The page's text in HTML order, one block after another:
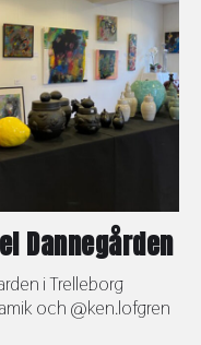
Dannegården
i Trelleborg
och @ken.lofgren